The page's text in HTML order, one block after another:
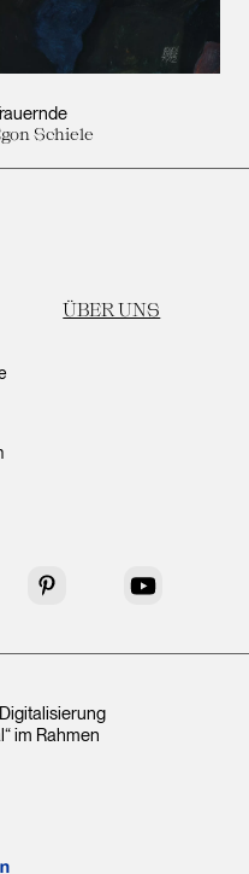
Schiele
ÜBER UNS
Pinterest YouTube
im Rahmen